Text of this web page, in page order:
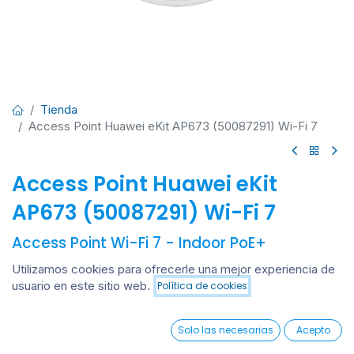
Añadir al carrito
0
Wishlist Account
Tienda
Access Point Huawei eKit AP673 (50087291) Wi-Fi 7
Access Point Huawei eKit
AP673 (50087291) Wi-Fi 7
Access Point Wi-Fi 7 - Indoor PoE+
Huawei eKitEngine AP673 es un punto de acceso (AP) de
nueva generación para interiores que cumple con el
estándar Wi-Fi 7 (802.11be). Admite ocho transmisiones
espaciales en las bandas de frecuencia de 2,4 GHz (2x2
MIMO), 5 GHz (2x2 MIMO) y 6 GHz (4x4 MIMO), con una
Utilizamos cookies para ofrecerle una mejor experiencia de
usuario en este sitio web. Política de cookies
Solo las necesarias Acepto